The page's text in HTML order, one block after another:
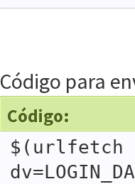
Código para
Código:
$(urlfetch